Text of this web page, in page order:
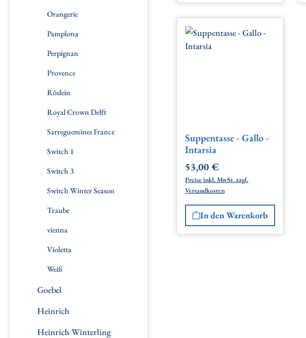
Orangerie
Pamplona
Perpignan
Provence
Röslein
Royal Crown Delft
Sarreguemines France
Switch 1
Switch 3
Switch Winter Season
Traube
vienna
Violetta
Weiß
Goebel
Heinrich
Heinrich Winterling
Suppentasse - Gallo -
Intarsia
Regulärer Preis:
53,00 €
Preise inkl. MwSt. zzgl.
Versandkosten
In den Warenkorb